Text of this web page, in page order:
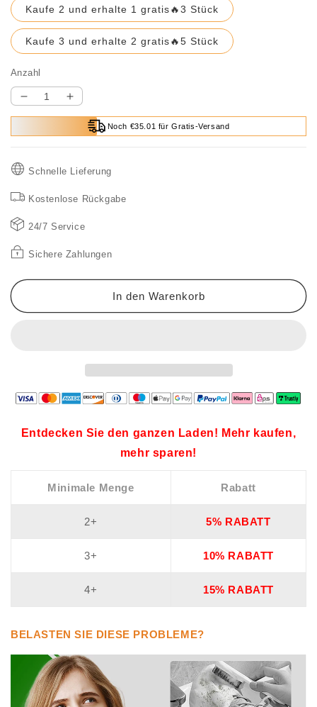
Kaufe 2 und erhalte 1 gratis🔥3 Stück
Kaufe 3 und erhalte 2 gratis🔥5 Stück
Anzahl
Verringere
die
Menge
Weiche
Schuhbürste
zur
Reinigung
ohne
Erhöhe
die
Menge
Schuhbürste
zur
Reinigung
ohne
Noch €35.01 für Gratis-Versand
Schnelle Lieferung
Kostenlose Rückgabe
24/7 Service
Sichere Zahlungen
In den Warenkorb
Entdecken Sie den ganzen Laden! Mehr kaufen,
mehr sparen!
Minimale Menge Rabatt
2+ 5% RABATT
3+ 10% RABATT
4+ 15% RABATT
BELASTEN SIE DIESE PROBLEME?